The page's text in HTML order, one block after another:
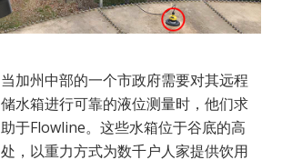
当加州中部的一个市政府需要对其远程
储水箱进行可靠的液位测量时，他们求
助于Flowline。这些水箱位于谷底的高
处，以重力方式为数千户人家提供饮用